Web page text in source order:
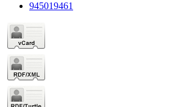
945019461